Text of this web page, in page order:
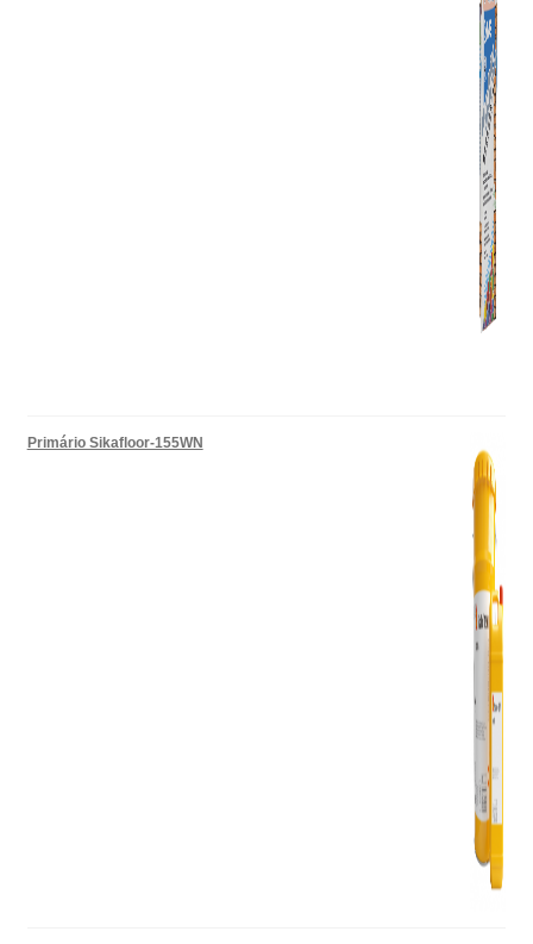
Primário Sikafloor-155WN